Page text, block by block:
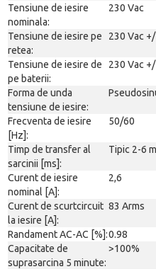
Tensiune de iesire
nominala:
230 Vac
Tensiune de iesire pe
retea:
230 Vac
Tensiune de iesire de
pe baterii:
230 Vac
Forma de unda
tensiune de iesire:
Frecventa de iesire
[Hz]:
50/60
Timp de transfer al
sarcinii [ms]:
Tipic 2-6
Curent de iesire
nominal [A]:
2,6
Curent de scurtcircuit
la iesire [A]:
83 Arms
Randament AC-AC [%]:0.98
Capacitate de
suprasarcina 5 minute:
>100%